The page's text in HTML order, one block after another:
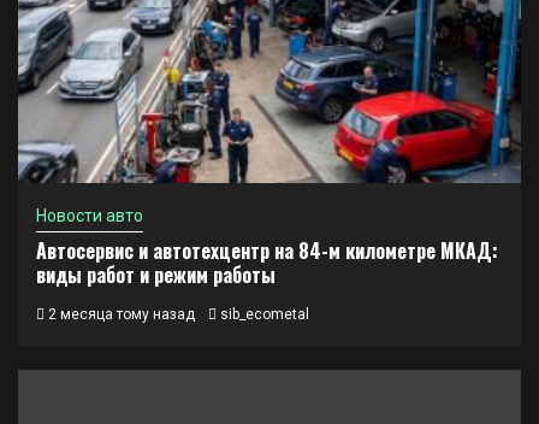
Новости авто
Автосервис и автотехцентр на 84-м километре МКАД:
виды работ и режим работы
2 месяца тому назад sib_ecometal